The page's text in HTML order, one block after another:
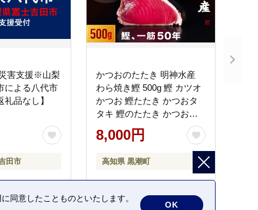
害支援※山梨
による八代市
品なし】
田市
かつおのたたき 明神水産
わら焼き鰹 500g 鰹 カツオ
かつお 鰹たたき かつおタ
タキ 鰹のたたき かつおの
タタキ 藁焼き わら焼き 魚
さかな 海鮮 刺身 お刺身 冷
凍 ご家庭用 グルメ 特産品
ご当地 本場 高知 黒潮町 ギ
フト 贈答品 人気 返礼品 ふ
産 土佐名物 高知県 高評価
8,000円
高知県 黒潮町
同意したことものといたします。
OK